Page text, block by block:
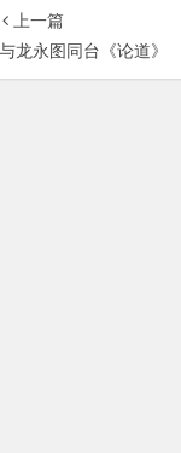
上一篇
龙永图同台《论道》